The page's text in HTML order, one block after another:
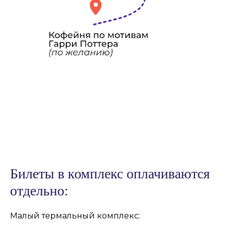
Билеты в комплекс оплачиваются
отдельно:
Малый термальный комплекс: